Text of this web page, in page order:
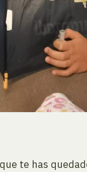
te has